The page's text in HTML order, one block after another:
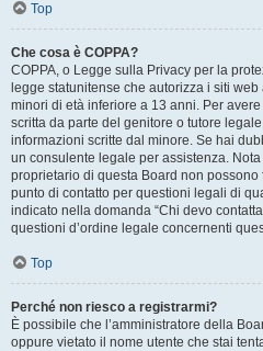
Top
Che cosa è COPPA?
COPPA, o Legge sulla Privacy per la
legge statunitense che autorizza i siti
minori di età inferiore a 13 anni. Per
scritta da parte del genitore o tutore
informazioni scritte dal minore. Se hai
un consulente legale per assistenza.
proprietario di questa Board non
punto di contatto per questioni legali di
indicato nella domanda “Chi devo
questioni d’ordine legale concernenti
Top
Perché non riesco a registrarmi?
È possibile che l’amministratore della
oppure vietato il nome utente che stai